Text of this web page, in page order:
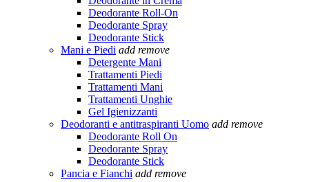
Deodorante Roll-On
Deodorante Spray
Deodorante Stick
Mani e Piedi add remove
Detergente Mani
Trattamenti Piedi
Trattamenti Mani
Trattamenti Unghie
Gel Igienizzanti
Deodoranti e antitraspiranti Uomo add remove
Deodorante Roll On
Deodorante Spray
Deodorante Stick
Pancia e Fianchi add remove